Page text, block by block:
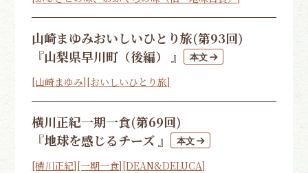
山崎まゆみおいしいひとり旅(第93回)
『山梨県早川町（後編） 』
[山崎まゆみ][おいしいひとり旅]
横川正紀一期一食(第69回)
『地球を感じるチーズ 』
[横川正紀][一期一食][DEAN&DELUCA]